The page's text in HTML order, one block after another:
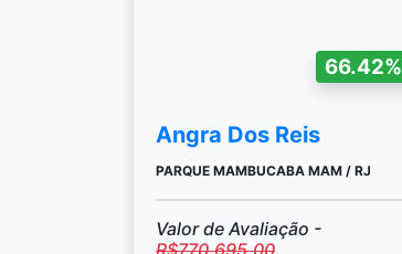
66.42%
Angra Dos Reis
PARQUE MAMBUCABA MAM / RJ
Valor de Avaliação -
R$770.695,00